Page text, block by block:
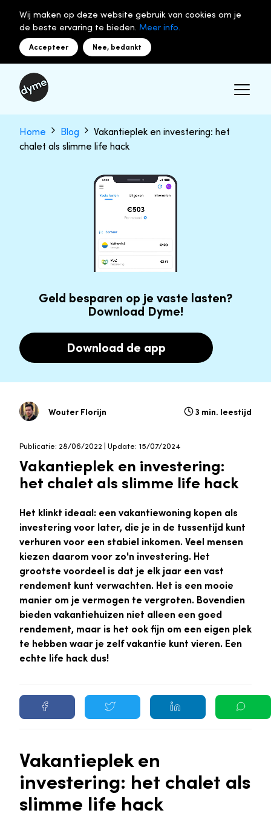
Wij maken op deze website gebruik van cookies om je
de beste ervaring te bieden. Meer info.
Accepteer Nee, bedankt
Home Blog
Vakantieplek en investering: het
chalet als slimme life hack
Geld besparen op je vaste lasten?
Download Dyme!
Download de app
Wouter Florijn 3 min. leestijd
Publicatie: 28/06/2022 | Update: 15/07/2024
Vakantieplek en investering:
het chalet als slimme life hack
Het klinkt ideaal: een vakantiewoning kopen als
investering voor later, die je in de tussentijd kunt
verhuren voor een stabiel inkomen. Veel mensen
kiezen daarom voor zo'n investering. Het
grootste voordeel is dat je elk jaar een vast
rendement kunt verwachten. Het is een mooie
manier om je vermogen te vergroten. Bovendien
bieden vakantiehuizen niet alleen een goed
rendement, maar is het ook fijn om een eigen plek
te hebben waar je zelf vakantie kunt vieren. Een
echte life hack dus!
Vakantieplek en
investering: het chalet als
slimme life hack